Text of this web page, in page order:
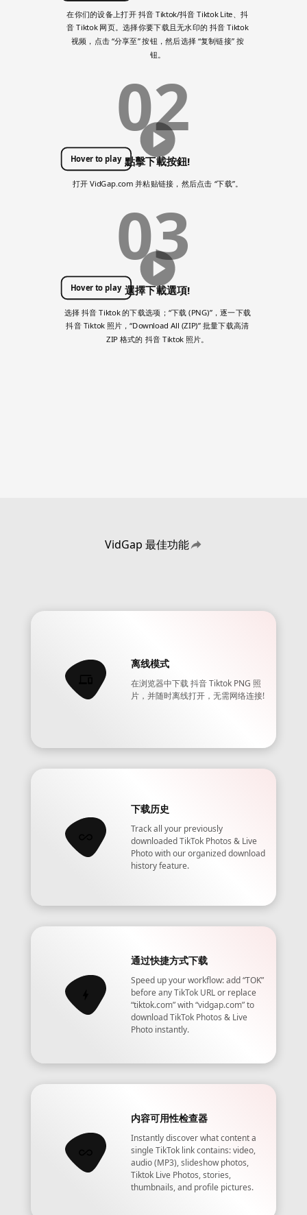
在你们的设备上打开 抖音 Tiktok/抖音 Tiktok Lite、抖
音 Tiktok 网页。选择你要下载且无水印的 抖音 Tiktok
视频，点击 “分享至” 按钮，然后选择 “复制链接” 按
钮。
02
Hover to play 點擊下載按鈕!
打开 VidGap.com 并粘贴链接，然后点击 “下载”。
03
Hover to play 選擇下載選項!
选择 抖音 Tiktok 的下载选项；“下载 (PNG)”，逐一下载
抖音 Tiktok 照片，“Download All (ZIP)” 批量下载高清
ZIP 格式的 抖音 Tiktok 照片。
VidGap 最佳功能
离线模式
在浏览器中下载 抖音 Tiktok PNG 照
片，并随时离线打开，无需网络连接!
下载历史
Track all your previously
downloaded TikTok Photos & Live
Photo with our organized download
history feature.
通过快捷方式下载
Speed up your workflow: add “TOK”
before any TikTok URL or replace
“tiktok.com” with “vidgap.com” to
download TikTok Photos & Live
Photo instantly.
内容可用性检查器
Instantly discover what content a
single TikTok link contains: video,
audio (MP3), slideshow photos,
Tiktok Live Photos, stories,
thumbnails, and profile pictures.